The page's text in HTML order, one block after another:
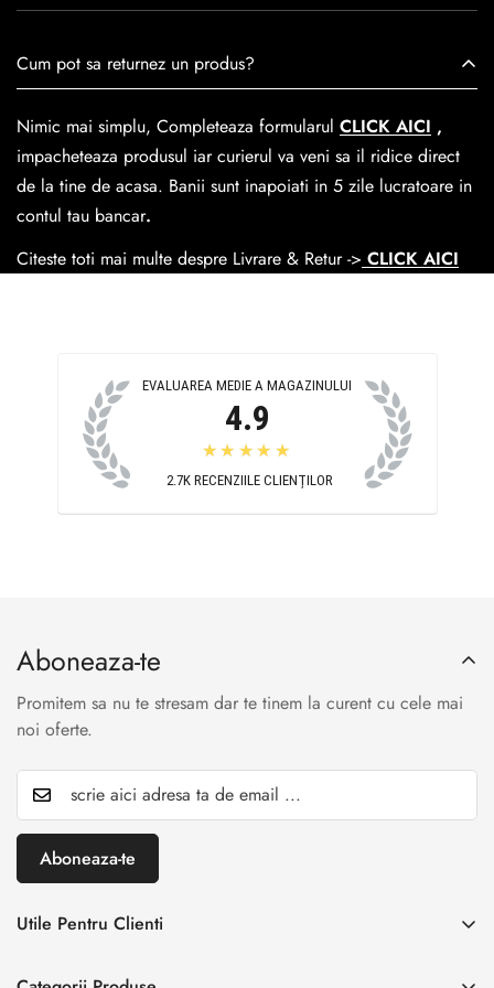
este creată cu mândrie de meșteri pricepuți, care aduc la
trecerea timpului.
medie livrarea dureaza 1-2 zilelucratoare prin
Easybox-ul Emag.
Cosul de livrareeste 15 lei pentru o comanda mai mica de
390 lei si Gratuit pentru o comanda de peste 390 lei.
Cum pot sa returnez un produs?
Nimic mai simplu, Completeaza formularul CLICK AICI ,
impacheteaza produsul iar curierul va veni sa il ridice direct
de la tine de acasa. Banii sunt inapoiati in 5 zile lucratoare in
contul tau bancar.
Citeste toti mai multe despre Livrare & Retur -> CLICK AICI
EVALUAREA MEDIE A MAGAZINULUI
4.9
★★★★★
2.7K RECENZIILE CLIENȚILOR
Aboneaza-te
Promitem sa nu te stresam dar te tinem la curent cu cele mai
noi oferte.
Aboneaza-te
Utile Pentru Clienti